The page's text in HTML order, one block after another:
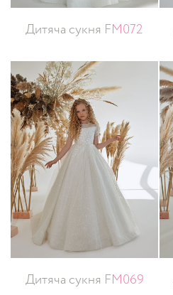
Дитяча сукня FM072
Дитяча сукня FM069